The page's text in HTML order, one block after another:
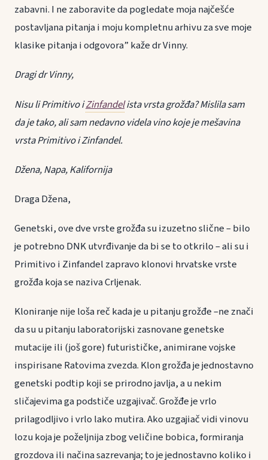
zabavni. I ne zaboravite da pogledate moja najčešće
postavljana pitanja i moju kompletnu arhivu za sve moje
klasike pitanja i odgovora” kaže dr Vinny.
Dragi dr Vinny,
Nisu li Primitivo iZinfandelista vrsta grožđa? Mislila sam
da je tako, ali sam nedavno videla vino koje je mešavina
vrsta Primitivo i Zinfandel.
Džena, Napa, Kalifornija
Draga Džena,
Genetski, ove dve vrste grožđa su izuzetno slične – bilo
je potrebno DNK utvrđivanje da bi se to otkrilo – ali su i
Primitivo i Zinfandel zapravo klonovi hrvatske vrste
grožđa koja se naziva Crljenak.
Kloniranje nije loša reč kada je u pitanju grožđe –ne znači
da su u pitanju laboratorijski zasnovane genetske
mutacije ili (još gore) futurističke, animirane vojske
inspirisane Ratovima zvezda. Klon grožđa je jednostavno
genetski podtip koji se prirodno javlja, a u nekim
sličajevima ga podstiče uzgajivač. Grožđe je vrlo
prilagodljivo i vrlo lako mutira. Ako uzgajiač vidi vinovu
lozu koja je poželjnija zbog veličine bobica, formiranja
grozdova ili načina sazrevanja; to je jednostavno koliko i